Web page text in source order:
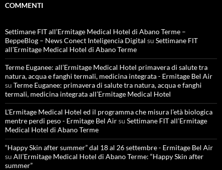
COMMENTI
Settimane FIT all’Ermitage Medical Hotel di Abano Terme –
BeppeBlog – News Conect Inteligencia Digital su Settimane FIT
all’Ermitage Medical Hotel di Abano Terme
Terme Euganee: all’Ermitage Medical Hotel primavera di salute tra
natura, acqua e fanghi termali, medicina integrata - Ermitage Bel Air
su Terme Euganee: primavera di salute tra natura, acqua e fanghi
termali, medicina integrata all’Ermitage Medical Hotel
L'Ermitage Medical Hotel ed il programma che misura l’età biologica
mentre perdi peso - Ermitage Bel Airsu Settimane FIT all’Ermitage
Medical Hotel di Abano Terme
“Happy Skin after summer” dal 18 al 26 settembre - Ermitage Bel Air
su All’Ermitage Medical Hotel di Abano Terme: “Happy Skin after
summer”